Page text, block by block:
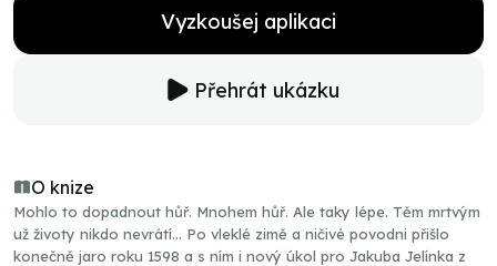
Vyzkoušej aplikaci
Přehrát ukázku
O knize
Mohlo to dopadnout hůř. Mnohem hůř. Ale taky lépe. Těm mrtvým
už životy nikdo nevrátí… Po vleklé zimě a ničivé povodni přišlo
konečně jaro roku 1598 a s ním i nový úkol pro Jakuba Jelínka z